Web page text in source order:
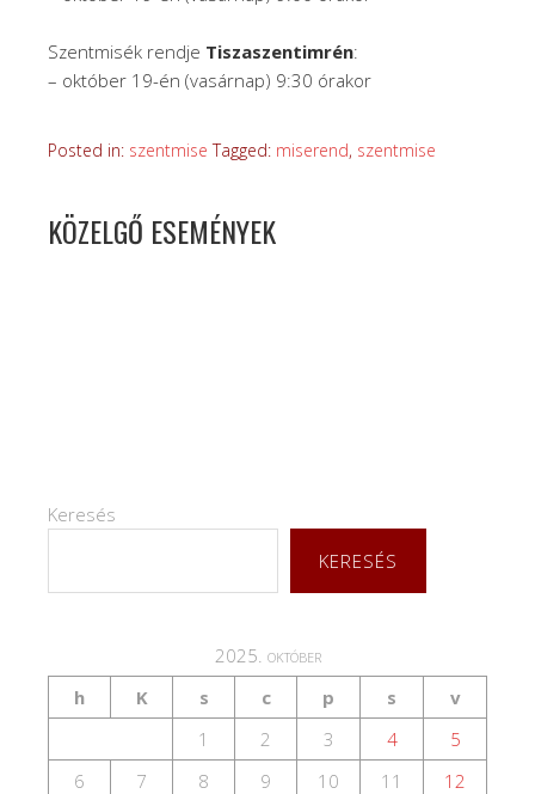
Szentmisék rendje Tiszaszentimrén:
– október 19-én (vasárnap) 9:30 órakor
Posted in: szentmise Tagged: miserend, szentmise
KÖZELGŐ ESEMÉNYEK
Keresés
KERESÉS
2025. október
h
K s c p s
v
1
2 3 4
5
6
7 8 9 10 11
12